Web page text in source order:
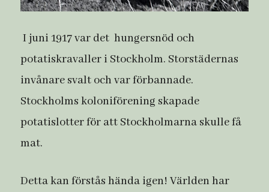
I juni 1917 var det hungersnöd och
potatiskravaller i Stockholm. Storstädernas
invånare svalt och var förbannade.
Stockholms koloniförening skapade
potatislotter för att Stockholmarna skulle få
mat.
Detta kan förstås hända igen! Världen har